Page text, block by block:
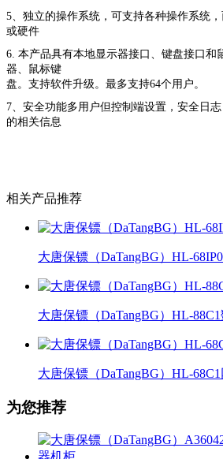
5、独立的操作系统，可支持各种操作系统
或硬件
6. 本产品具有本地显示器接口、键盘接口和
器、鼠标键
盘。支持软件升级。最多支持64个用户。
7、安全功能多用户但控制端设置，安全日
的相关信息
相关产品推荐
大唐保镖（DaTangBG）HL-
大唐保镖（DaTangBG）HL-
大唐保镖（DaTangBG）HL-
为您推荐